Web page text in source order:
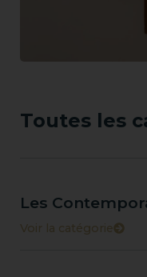
Toutes les
Les
Voir la catégorie